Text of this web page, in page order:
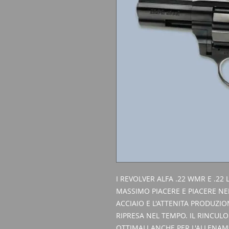
I REVOLVER ALFA .22 WMR E .22
MASSIMO PIACERE E PIACERE
ACCIAIO E L'ATTENITA
RIPRESA NEL TEMPO. IL